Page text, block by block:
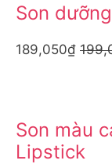
Son
189,050₫
Son màu
Lipstick